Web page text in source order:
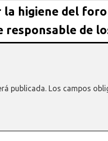
higiene del
responsable de
publicada. Los campos